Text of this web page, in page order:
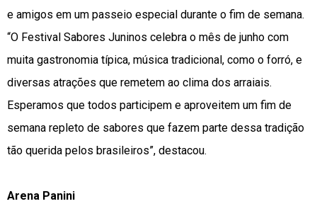
e amigos em um passeio especial durante o fim de semana.
“O Festival Sabores Juninos celebra o mês de junho com
muita gastronomia típica, música tradicional, como o forró, e
diversas atrações que remetem ao clima dos arraiais.
Esperamos que todos participem e aproveitem um fim de
semana repleto de sabores que fazem parte dessa tradição
tão querida pelos brasileiros”, destacou.
Arena Panini